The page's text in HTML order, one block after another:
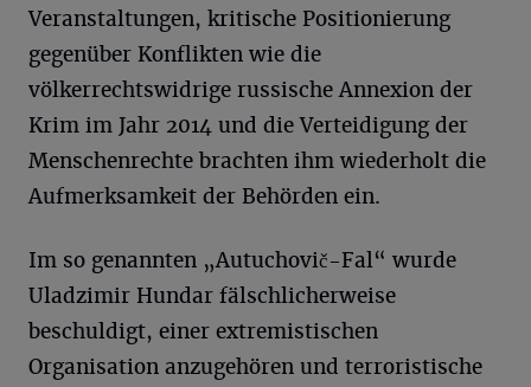
Veranstaltungen, kritische Positionierung
gegenüber Konflikten wie die
völkerrechtswidrige russische Annexion der
Krim im Jahr 2014 und die Verteidigung der
Menschenrechte brachten ihm wiederholt die
Aufmerksamkeit der Behörden ein.
Im so genannten „Autuchovič-Fal“ wurde
Uladzimir Hundar fälschlicherweise
beschuldigt, einer extremistischen
Organisation anzugehören und terroristische